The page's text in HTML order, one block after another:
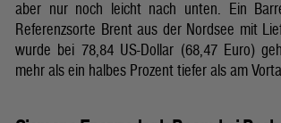
aber nur noch leicht nach unten. Ein
Referenzsorte Brent aus der Nordsee mit
wurde bei 78,84 US-Dollar (68,47 Euro)
mehr als ein halbes Prozent tiefer als am